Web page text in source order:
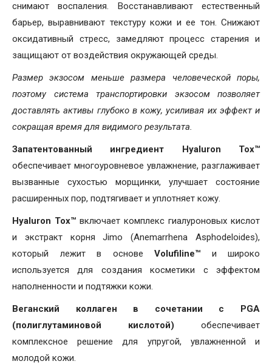
снимают воспаления. Восстанавливают естественный
барьер, выравнивают текстуру кожи и ее тон. Снижают
оксидативный стресс, замедляют процесс старения и
защищают от воздействия окружающей среды.
Размер экзосом меньше размера человеческой поры,
поэтому система транспортировки экзосом позволяет
доставлять активы глубоко в кожу, усиливая их эффект и
сокращая время для видимого результата.
Запатентованный ингредиент Hyaluron Tox™
обеспечивает многоуровневое увлажнение, разглаживает
вызванные сухостью морщинки, улучшает состояние
расширенных пор, подтягивает и уплотняет кожу.
Hyaluron Tox™ включает комплекс гиалуроновых кислот
и экстракт корня Jimo (Anemarrhena Asphodeloides),
который лежит в основе Volufiline™ и широко
используется для создания косметики с эффектом
наполненности и подтяжки кожи.
Веганский коллаген в сочетании с PGA
(полиглутаминовой кислотой) обеспечивает
комплексное решение для упругой, увлажненной и
молодой кожи.